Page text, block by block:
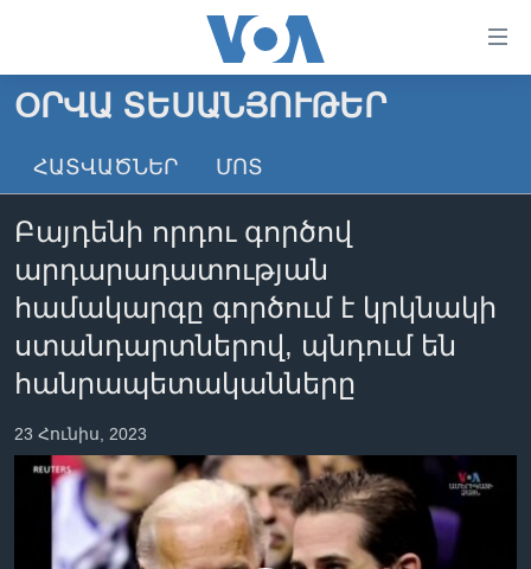
անցնել
հիմնական
անցնել
բովանդակությանը
հիմնական
բովանդակություն
ԳԼԽԱՎՈՐ ԷՋ
ԼՈՒՐԵՐ
ՏԵՍԱՆՅՈՒԹԵՐ
ՖԻԼՄԵՐ
ՖԻԼՄԵՐ
IN ENGLISH
ՄԵՐ ՄԱՍԻՆ
ՄԵՐ ՄԱՍԻՆ
«ԱՄԵՐԻԿԱՅԻ ՁԱՅՆ»-Ի ԿԱՆՈՆԱԴՐՈՒԹՅՈՒՆ
ԿԱՊ ՄԵԶ ՀԵՏ
ՈՒԿՐԱԻՆԱԿԱՆ ՊԱՏԵՐԱԶՄ
Learning English
ՀԵՏԵՒԵՔ ՄԵԶ
ՕՐՎԱ ՏԵՍԱՆՅՈՒԹԵՐ
ՀԱՏՎԱԾՆԵՐ ՄՈՏ
Բայդենի որդու գործով
արդարադատության
համակարգը գործում է կրկնակի
ստանդարտներով, պնդում են
հանրապետականները
23 Հունիս, 2023